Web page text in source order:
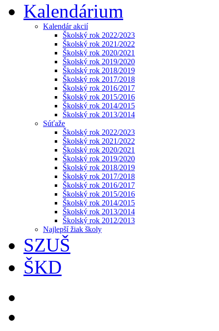
Kalendárium
Kalendár akcií
Školský rok 2022/2023
Školský rok 2021/2022
Školský rok 2020/2021
Školský rok 2019/2020
Školský rok 2018/2019
Školský rok 2017/2018
Školský rok 2016/2017
Školský rok 2015/2016
Školský rok 2014/2015
Školský rok 2013/2014
Súťaže
Školský rok 2022/2023
Školský rok 2021/2022
Školský rok 2020/2021
Školský rok 2019/2020
Školský rok 2018/2019
Školský rok 2017/2018
Školský rok 2016/2017
Školský rok 2015/2016
Školský rok 2014/2015
Školský rok 2013/2014
Školský rok 2012/2013
Najlepší žiak školy
SZUŠ
ŠKD